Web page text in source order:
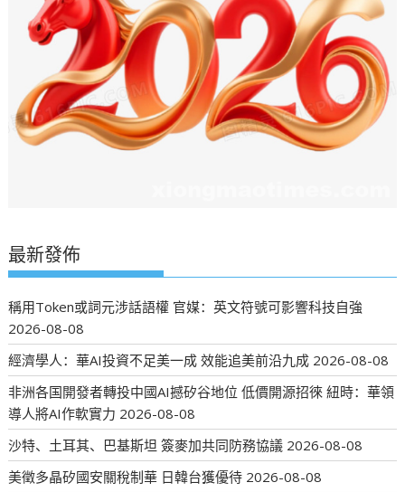
最新發佈
稱用Token或詞元涉話語權 官媒：英文符號可影響科技自強
2026-08-08
經濟學人：華AI投資不足美一成 效能追美前沿九成 2026-08-08
非洲各国開發者轉投中國AI撼矽谷地位 低價開源招徠 紐時：華領
導人將AI作軟實力 2026-08-08
沙特、土耳其、巴基斯坦 簽麥加共同防務協議 2026-08-08
美徵多晶矽國安關稅制華 日韓台獲優待 2026-08-08